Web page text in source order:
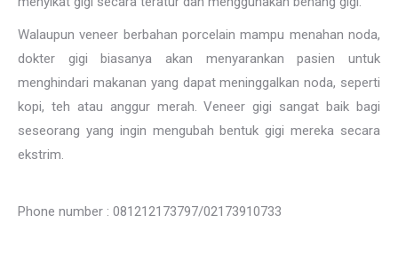
Walaupun veneer berbahan porcelain mampu menahan noda,
dokter gigi biasanya akan menyarankan pasien untuk
menghindari makanan yang dapat meninggalkan noda, seperti
kopi, teh atau anggur merah. Veneer gigi sangat baik bagi
seseorang yang ingin mengubah bentuk gigi mereka secara
ekstrim.
Phone number : 081212173797/02173910733